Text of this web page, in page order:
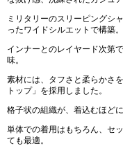
ミリタリーのスリーピングシ
ったワイドシルエットで構築。
インナーとのレイヤード次第
味。
素材には、タフさと柔らかさ
トップ」を採用しました。
格子状の組織が、着込むほど
単体での着用はもちろん、セ
ても最適。